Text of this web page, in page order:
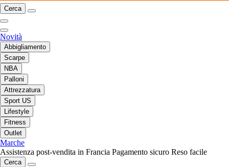
Cerca
Novità
Abbigliamento
Scarpe
NBA
Palloni
Attrezzatura
Sport US
Lifestyle
Fitness
Outlet
Marche
Assistenza post-vendita in Francia Pagamento sicuro Reso facile
Cerca